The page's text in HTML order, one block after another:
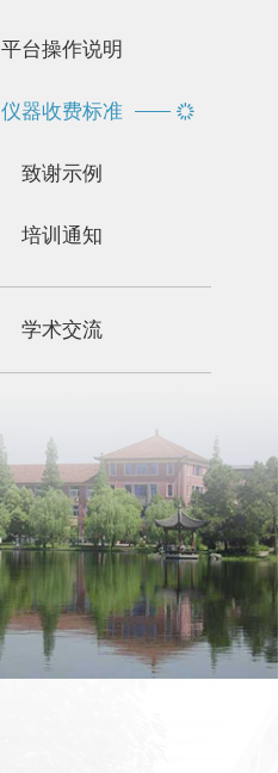
平台操作说明
仪器收费标准
致谢示例
培训通知
学术交流